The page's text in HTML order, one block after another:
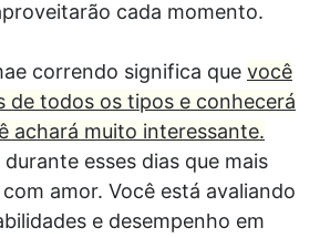
cada momento.
correndo significa que você
de todos os tipos e conhecerá
achará muito interessante.
esses dias que mais
amor. Você está avaliando
e desempenho em